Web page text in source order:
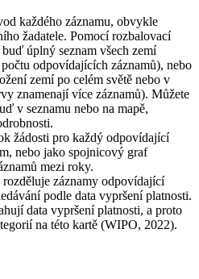
každého záznamu, obvykle
žadatele. Pomocí rozbalovací
úplný seznam všech zemí
odpovídajících záznamů), nebo
zemí po celém světě nebo v
znamenají více záznamů). Můžete
v seznamu nebo na mapě,
žádosti pro každý odpovídající
nebo jako spojnicový graf
mezi roky.
záznamy odpovídající
podle data vypršení platnosti.
data vypršení platnosti, a proto
na této kartě (WIPO, 2022).